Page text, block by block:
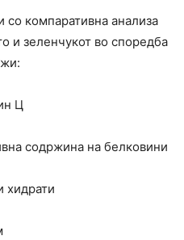
со компаративна анализа
и зеленчукот во споредба
Ц
содржина на белковини
хидрати